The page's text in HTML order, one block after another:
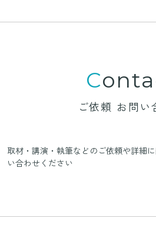
ご依頼 お問い
取材・講演・執筆などのご依頼や詳細に
い合わせください